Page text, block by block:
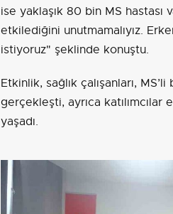
ise yaklaşık 80 bin MS
etkilediğini unutmamalıyız.
istiyoruz" şeklinde konuştu.
Etkinlik, sağlık çalışanları,
gerçekleşti, ayrıca
yaşadı.